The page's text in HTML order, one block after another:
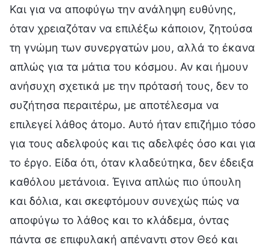
Και για να αποφύγω την ανάληψη ευθύνης,
όταν χρειαζόταν να επιλέξω κάποιον, ζητούσα
τη γνώμη των συνεργατών μου, αλλά το έκανα
απλώς για τα μάτια του κόσμου. Αν και ήμουν
ανήσυχη σχετικά με την πρότασή τους, δεν το
συζήτησα περαιτέρω, με αποτέλεσμα να
επιλεγεί λάθος άτομο. Αυτό ήταν επιζήμιο τόσο
για τους αδελφούς και τις αδελφές όσο και για
το έργο. Είδα ότι, όταν κλαδεύτηκα, δεν έδειξα
καθόλου μετάνοια. Έγινα απλώς πιο ύπουλη
και δόλια, και σκεφτόμουν συνεχώς πώς να
αποφύγω το λάθος και το κλάδεμα, όντας
πάντα σε επιφυλακή απέναντι στον Θεό και